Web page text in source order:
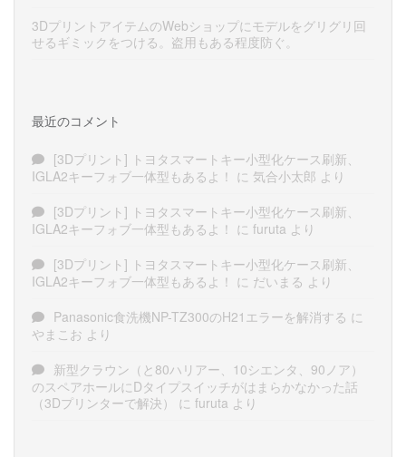
3DプリントアイテムのWebショップにモデルをグリグリ回
せるギミックをつける。盗用もある程度防ぐ。
最近のコメント
[3Dプリント] トヨタスマートキー小型化ケース刷新、
IGLA2キーフォブ一体型もあるよ！ に 気合小太郎 より
[3Dプリント] トヨタスマートキー小型化ケース刷新、
IGLA2キーフォブ一体型もあるよ！ に furuta より
[3Dプリント] トヨタスマートキー小型化ケース刷新、
IGLA2キーフォブ一体型もあるよ！ に だいまる より
Panasonic食洗機NP-TZ300のH21エラーを解消する に
やまこお より
新型クラウン（と80ハリアー、10シエンタ、90ノア）
のスペアホールにDタイプスイッチがはまらかなかった話
（3Dプリンターで解決）
に furuta より